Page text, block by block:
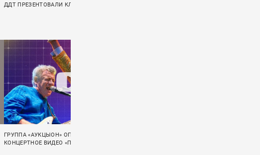
ДДТ ПРЕЗЕНТОВАЛИ КЛИП «ХЕРЬ»
ГРУППА «АУКЦЫОН» ОПУБЛИКОВАЛА
КОНЦЕРТНОЕ ВИДЕО «ПСАЛОМ 37»